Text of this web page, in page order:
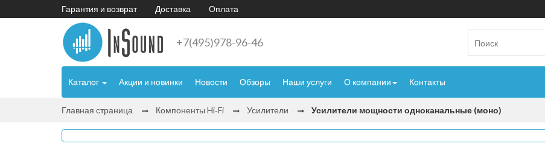
Гарантия и возврат Доставка Оплата
+7(495)978-96-46
Каталог Акции и новинки Новости Обзоры Наши услуги О компании Контакты
Главная страница Компоненты Hi‑Fi Усилители Усилители мощности одноканальные (моно)